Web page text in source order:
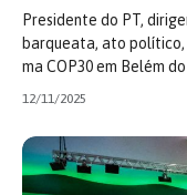
Presidente do PT,
barqueata, ato político,
ma COP30 em Belém
12/11/2025